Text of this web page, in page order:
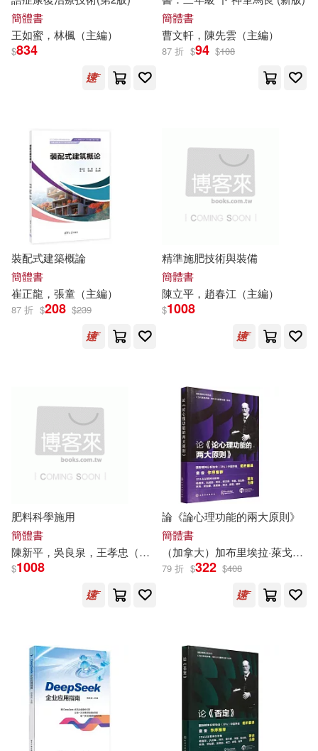
唐文儒（主編）(147)
劉強（主編）(141)
聖才考研網（主編）(139)
衣笠彰梧(138)
張海（主編）(136)
張泉（主編）(131)
榮德基（主編）(128)
黃易(128)
吳慶芳（主編）(125)
趙鎮琬（主編）(123)
牛勝玉（主編）(120)
美國美泰公司(120)
江西教育出版社(2134)
華東師範大學出版社(1938)
中國林業出版社(1933)
經濟科學出版社(1900)
中國財政經濟出版社(1883)
東北財經大學出版社(1854)
中國政法大學出版社(1833)
西安交通大學出版社(1772)
中國石化出版社(1765)
中國社會科學出版社(1717)
北京大學醫學出版社(1675)
簡體書
王如蜜，林楓（主編）
$834
簡體書
曹文軒，陳先雲（主編）
87 折 $94 $108
裝配式建築概論
簡體書
崔正龍，張童（主編）
87 折 $208 $239
精準施肥技術與裝備
簡體書
陳立平，趙春江（主編）
$1008
肥料科學施用
簡體書
陳新平，吳良泉，王孝忠（
主編 ）
$1008
論《論心理功能的兩大原則》
簡體書
（加拿大）加布里埃拉·萊戈雷塔，（美）勞倫斯·J. 布朗（
79 折 $322 $408